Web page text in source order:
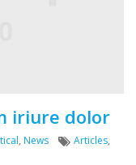
iriure dolor
, News Tags
Articles,